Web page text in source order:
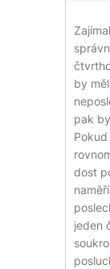
by
pak
dost
jeden